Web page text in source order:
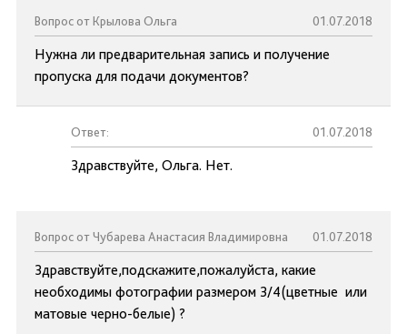
Вопрос от Крылова Ольга 01.07.2018
Нужна ли предварительная запись и получение
пропуска для подачи документов?
Ответ: 01.07.2018
Здравствуйте, Ольга. Нет.
Вопрос от Чубарева Анастасия Владимировна 01.07.2018
Здравствуйте,подскажите,пожалуйста, какие
необходимы фотографии размером 3/4(цветные или
матовые черно-белые) ?